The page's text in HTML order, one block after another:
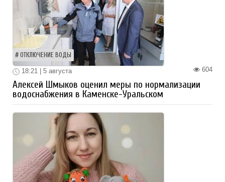
ОТКЛЮЧЕНИЕ ВОДЫ
604
18:21 | 5 августа
Алексей Шмыков оценил меры по нормализации
водоснабжения в Каменске-Уральском